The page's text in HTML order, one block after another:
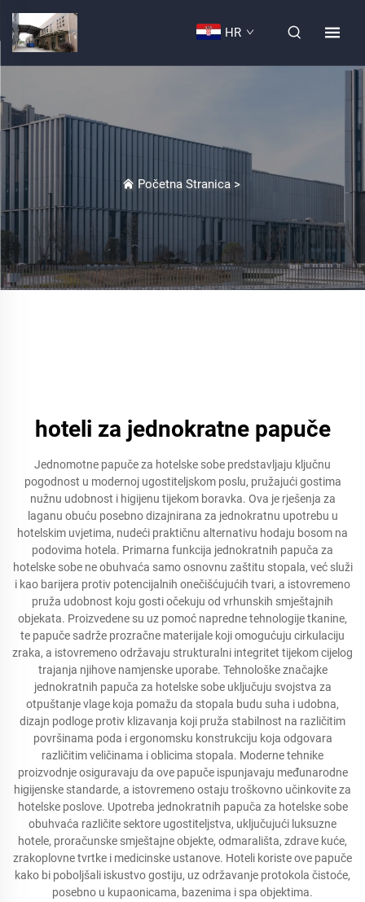
HR
Početna Stranica>
hoteli za jednokratne papuče
Jednomotne papuče za hotelske sobe predstavljaju ključnu
pogodnost u modernoj ugostiteljskom poslu, pružajući gostima
nužnu udobnost i higijenu tijekom boravka. Ova je rješenja za
laganu obuću posebno dizajnirana za jednokratnu upotrebu u
hotelskim uvjetima, nudeći praktičnu alternativu hodaju bosom na
podovima hotela. Primarna funkcija jednokratnih papuča za
hotelske sobe ne obuhvaća samo osnovnu zaštitu stopala, već služi
i kao barijera protiv potencijalnih onečišćujućih tvari, a istovremeno
pruža udobnost koju gosti očekuju od vrhunskih smještajnih
objekata. Proizvedene su uz pomoć napredne tehnologije tkanine,
te papuče sadrže prozračne materijale koji omogućuju cirkulaciju
zraka, a istovremeno održavaju strukturalni integritet tijekom cijelog
trajanja njihove namjenske uporabe. Tehnološke značajke
jednokratnih papuča za hotelske sobe uključuju svojstva za
otpuštanje vlage koja pomažu da stopala budu suha i udobna,
dizajn podloge protiv klizavanja koji pruža stabilnost na različitim
površinama poda i ergonomsku konstrukciju koja odgovara
različitim veličinama i oblicima stopala. Moderne tehnike
proizvodnje osiguravaju da ove papuče ispunjavaju međunarodne
higijenske standarde, a istovremeno ostaju troškovno učinkovite za
hotelske poslove. Upotreba jednokratnih papuča za hotelske sobe
obuhvaća različite sektore ugostiteljstva, uključujući luksuzne
hotele, proračunske smještajne objekte, odmarališta, zdrave kuće,
zrakoplovne tvrtke i medicinske ustanove. Hoteli koriste ove papuče
kako bi poboljšali iskustvo gostiju, uz održavanje protokola čistoće,
posebno u kupaonicama, bazenima i spa objektima.